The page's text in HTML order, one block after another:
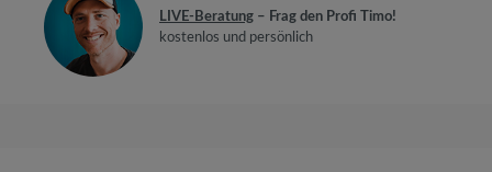
LIVE-Beratung – Frag den Profi Timo!
kostenlos und persönlich